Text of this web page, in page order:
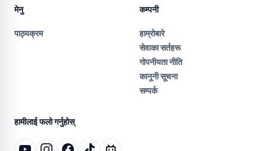
मेनु
पाठ्यक्रम
कम्पनी
हाम्रोबारे
सेवाका सर्तहरू
गोपनीयता नीति
कानूनी सूचना
सम्पर्क
हामीलाई फलो गर्नुहोस्